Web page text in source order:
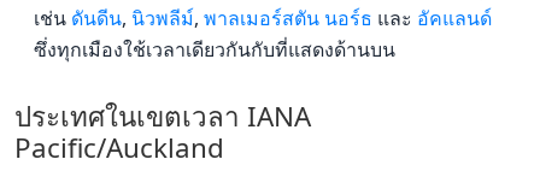
เช่น ดันดีน, นิวพลีม์, พาลเมอร์สตัน นอร์ธ และ อัคแลนด์
ซึ่งทุกเมืองใช้เวลาเดียวกันกับที่แสดงด้านบน
ประเทศในเขตเวลา IANA
Pacific/Auckland